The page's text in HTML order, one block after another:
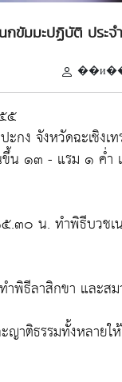
กขัมมะปฏิบัติ ประ
๕
ง จังหวัดฉะเชิงเท
น ๑๓ - แรม ๑ ค่ำ
๓๐ น. ทำพิธีบวช
ธีลาสิกขา และสม
ติธรรมทั้งหลายใ